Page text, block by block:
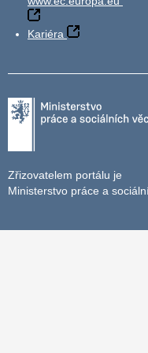
Kariéra
Zřizovatelem portálu je
Ministerstvo práce a